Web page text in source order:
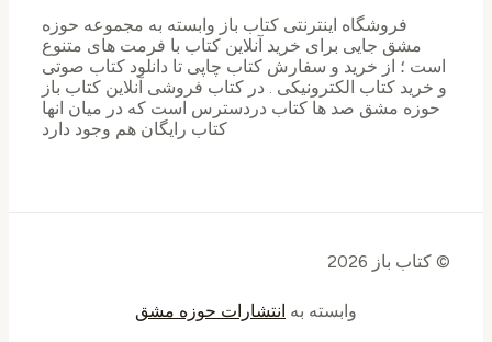
فروشگاه اینترنتی کتاب باز وابسته به مجموعه حوزه
مشق جایی برای خرید ‌آنلاین کتاب با فرمت های متنوع
است ؛ از خرید و سفارش کتاب چاپی تا دانلود کتاب صوتی
و خرید کتاب الکترونیکی . در کتاب فروشی آنلاین کتاب باز
حوزه مشق صد ها کتاب دردسترس است که در میان انها
کتاب رایگان هم وجود دارد
© کتاب باز 2026
وابسته بهانتشارات حوزه مشق